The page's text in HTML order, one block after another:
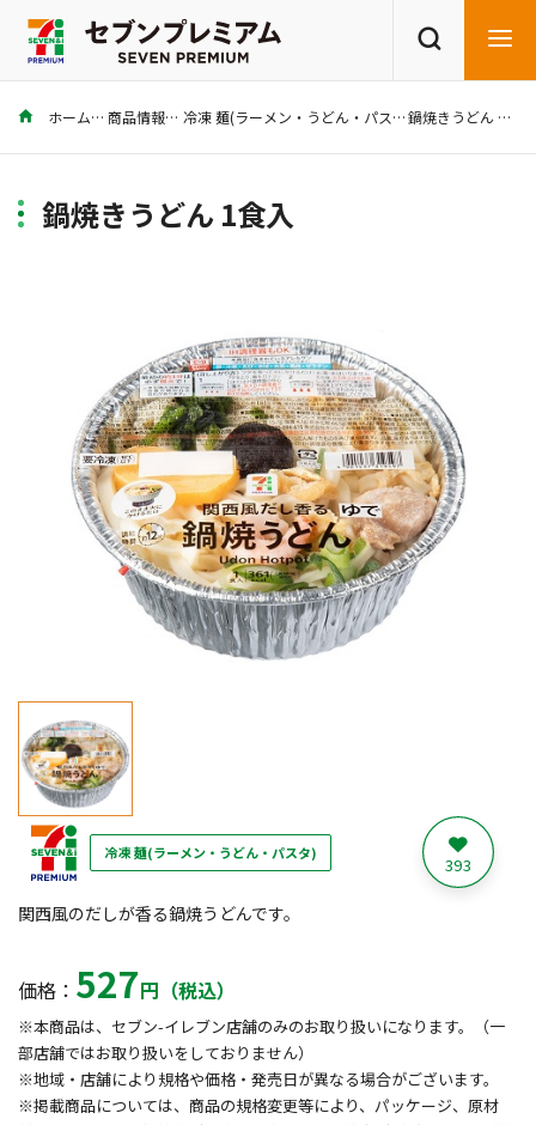
商品を探す
ホーム 商品情報 冷凍 麺(ラーメン・うどん・パスタ) 鍋焼きうどん 1食入
鍋焼きうどん 1食入
冷凍 麺(ラーメン・うどん・パスタ) 393
関西風のだしが香る鍋焼うどんです。
価格： 527円（税込）
※本商品は、セブン-イレブン店舗のみのお取り扱いになります。（一
部店舗ではお取り扱いをしておりません）
※地域・店舗により規格や価格・発売日が異なる場合がございます。
※掲載商品については、商品の規格変更等により、パッケージ、原材